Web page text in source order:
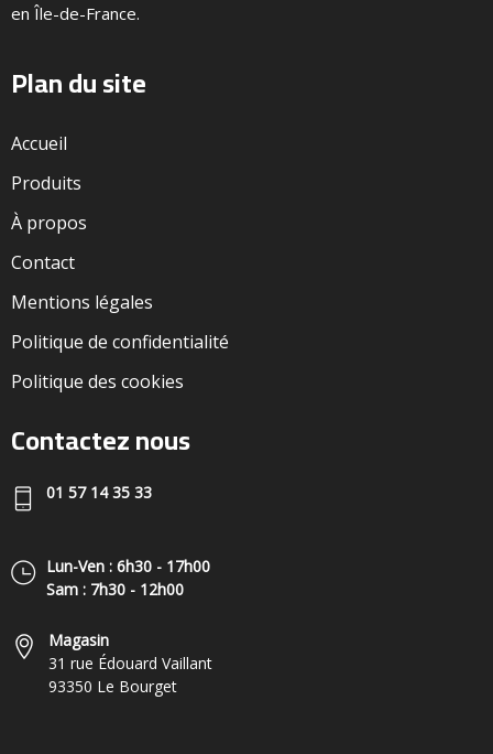
en Île-de-France.
Plan du site
Accueil
Produits
À propos
Contact
Mentions légales
Politique de confidentialité
Politique des cookies
Contactez nous
01 57 14 35 33
Lun-Ven : 6h30 - 17h00
Sam : 7h30 - 12h00
Magasin
31 rue Édouard Vaillant
93350 Le Bourget